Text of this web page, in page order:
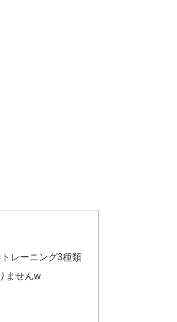
レーニング3種類
ませんw